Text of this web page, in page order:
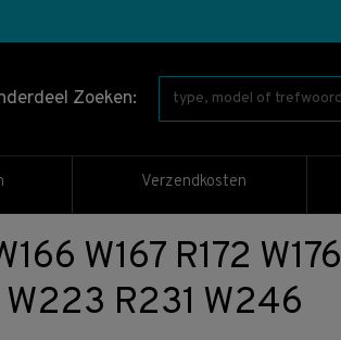
Zoeken:
Verzendkosten
W167 R172 W176
R231 W246